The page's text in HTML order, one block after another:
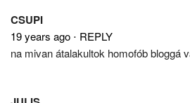
CSUPI
19 years ago ⋅ REPLY
na mivan átalakultok homofób bloggá